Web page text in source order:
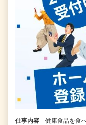
仕事内容
健康食品を食